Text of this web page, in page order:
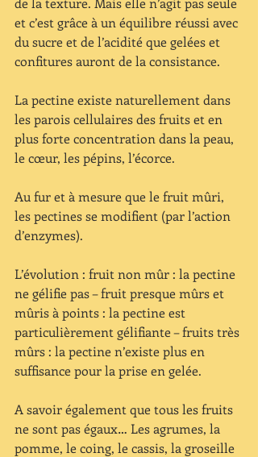
et c’est grâce à un équilibre réussi avec
du sucre et de l’acidité que gelées et
confitures auront de la consistance.
La pectine existe naturellement dans
les parois cellulaires des fruits et en
plus forte concentration dans la peau,
le cœur, les pépins, l’écorce.
Au fur et à mesure que le fruit mûri,
les pectines se modifient (par l’action
d’enzymes).
L’évolution : fruit non mûr : la pectine
ne gélifie pas – fruit presque mûrs et
mûris à points : la pectine est
particulièrement gélifiante – fruits très
mûrs : la pectine n’existe plus en
suffisance pour la prise en gelée.
A savoir également que tous les fruits
ne sont pas égaux… Les agrumes, la
pomme, le coing, le cassis, la groseille